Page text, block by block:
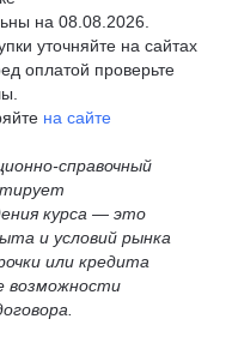
на 08.08.2026.
уточняйте на сайтах
оплатой проверьте
на сайте
справочный
курса — это
и условий рынка
или кредита
возможности